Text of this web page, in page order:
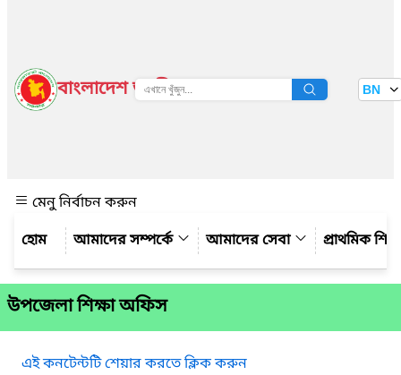
বাংলাদেশ জাতীয় তথ্য বাতায়ন BN
মেনু নির্বাচন করুন
আমাদের সম্পর্কে
আমাদের সেবা প্রাথমিক
উপজেলা শিক্ষা অফিস
এই কনটেন্টটি শেয়ার করতে ক্লিক করুন